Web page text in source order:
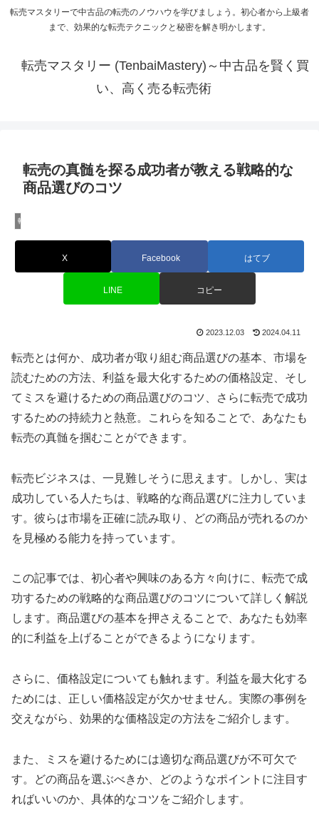
転売マスタリーで中古品の転売のノウハウを学びましょう。初心者から上級者
まで、効果的な転売テクニックと秘密を解き明かします。
転売マスタリー (TenbaiMastery)～中古品を賢く買
い、高く売る転売術
転売の真髄を探る成功者が教える戦略的な
商品選びのコツ
転売の基本知識
X Facebook はてブ
LINE コピー
2023.12.03 2024.04.11
転売とは何か、成功者が取り組む商品選びの基本、市場を
読むための方法、利益を最大化するための価格設定、そし
てミスを避けるための商品選びのコツ、さらに転売で成功
するための持続力と熱意。これらを知ることで、あなたも
転売の真髄を掴むことができます。
転売ビジネスは、一見難しそうに思えます。しかし、実は
成功している人たちは、戦略的な商品選びに注力していま
す。彼らは市場を正確に読み取り、どの商品が売れるのか
を見極める能力を持っています。
この記事では、初心者や興味のある方々向けに、転売で成
功するための戦略的な商品選びのコツについて詳しく解説
します。商品選びの基本を押さえることで、あなたも効率
的に利益を上げることができるようになります。
さらに、価格設定についても触れます。利益を最大化する
ためには、正しい価格設定が欠かせません。実際の事例を
交えながら、効果的な価格設定の方法をご紹介します。
また、ミスを避けるためには適切な商品選びが不可欠で
す。どの商品を選ぶべきか、どのようなポイントに注目す
ればいいのか、具体的なコツをご紹介します。